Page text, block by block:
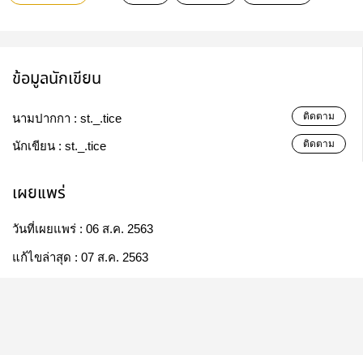
ข้อมูลนักเขียน
นามปากกา : st._.tice ติดตาม
นักเขียน : st._.tice ติดตาม
เผยแพร่
วันที่เผยแพร่ : 06 ส.ค. 2563
แก้ไขล่าสุด : 07 ส.ค. 2563